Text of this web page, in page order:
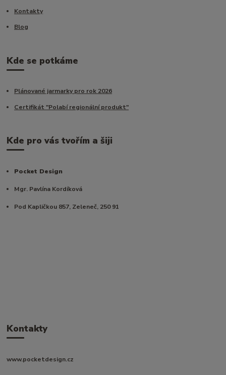
Kontakty
Blog
Kde se potkáme
Plánované jarmarky pro rok 2026
Certifikát "Polabí regionální produkt"
Kde pro vás tvořím a šiji
Pocket Design
Mgr. Pavlína Kordíková
Pod Kapličkou 857, Zeleneč, 250 91
Kontakty
www.pocketdesign.cz